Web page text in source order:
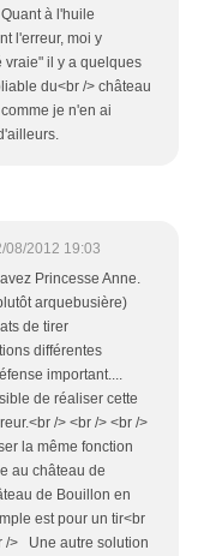
à l'huile
l'erreur, moi y
vraie" il y a quelques
du<br /> château
je n'en ai
08/2012 19:03
Princesse Anne.
arquebusière)
de tirer
différentes
important....
de réaliser cette
/> <br /> <br />
la même fonction
au château de
de Bouillon en
est pour un tir<br
/> Une autre solution